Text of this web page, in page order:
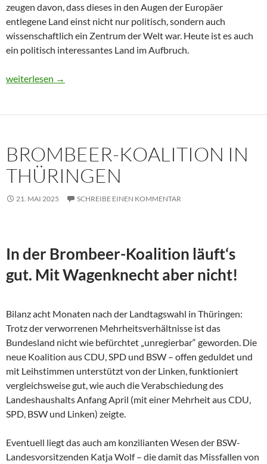
zeugen davon, dass dieses in den Augen der Europäer
entlegene Land einst nicht nur politisch, sondern auch
wissenschaftlich ein Zentrum der Welt war. Heute ist es auch
ein politisch interessantes Land im Aufbruch.
Usbekistan 2025: Unterwegs in einem Land im Aufbruch
weiterlesen →
BROMBEER-KOALITION IN
THÜRINGEN
21. MAI 2025 SCHREIBE EINEN KOMMENTAR
In der Brombeer-Koalition läuft‘s
gut. Mit Wagenknecht aber nicht!
Bilanz acht Monaten nach der Landtagswahl in Thüringen:
Trotz der verworrenen Mehrheitsverhältnisse ist das
Bundesland nicht wie befürchtet „unregierbar“ geworden. Die
neue Koalition aus CDU, SPD und BSW – offen geduldet und
mit Leihstimmen unterstützt von der Linken, funktioniert
vergleichsweise gut, wie auch die Verabschiedung des
Landeshaushalts Anfang April (mit einer Mehrheit aus CDU,
SPD, BSW und Linken) zeigte.
Eventuell liegt das auch am konzilianten Wesen der BSW-
Landesvorsitzenden Katja Wolf – die damit das Missfallen von